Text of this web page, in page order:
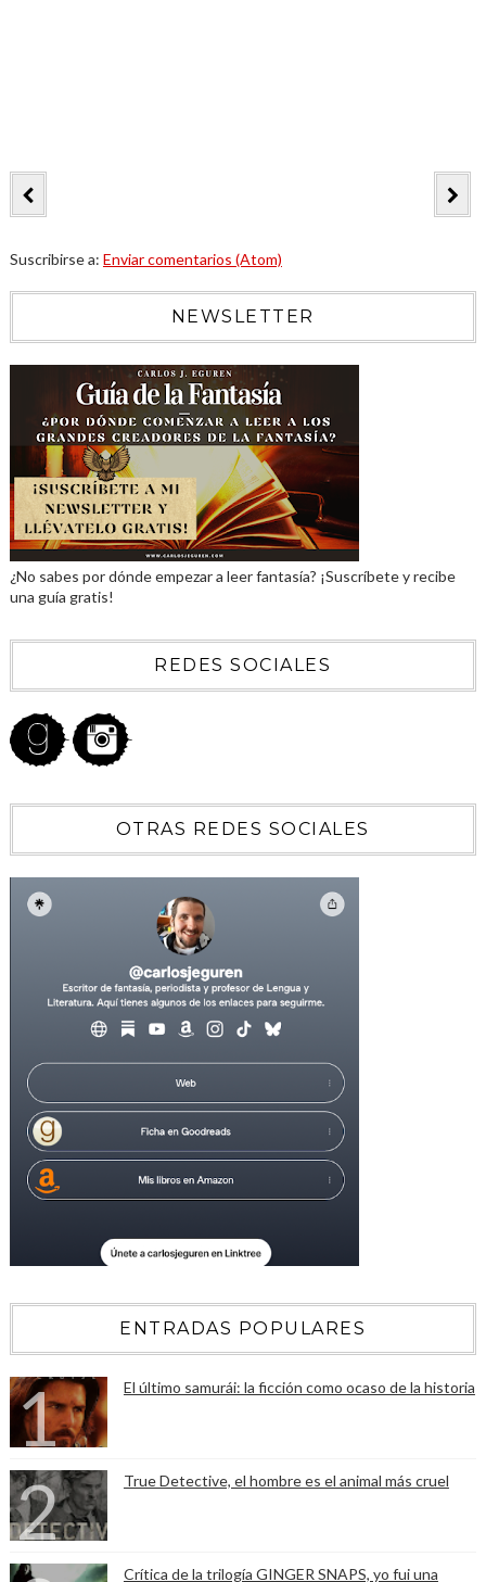
Suscribirse a: Enviar comentarios (Atom)
NEWSLETTER
¿No sabes por dónde empezar a leer fantasía? ¡Suscríbete y recibe
una guía gratis!
REDES SOCIALES
OTRAS REDES SOCIALES
ENTRADAS POPULARES
El último samurái: la ficción como ocaso de la historia
True Detective, el hombre es el animal más cruel
Crítica de la trilogía GINGER SNAPS, yo fui una